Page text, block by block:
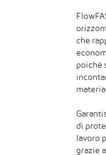
che
poiché
di
lavoro
grazie